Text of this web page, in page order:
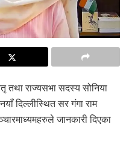
तथा राज्यसभा सदस्य सोनिया
दिल्लीस्थित सर गंगा राम
जानकारी दिएका